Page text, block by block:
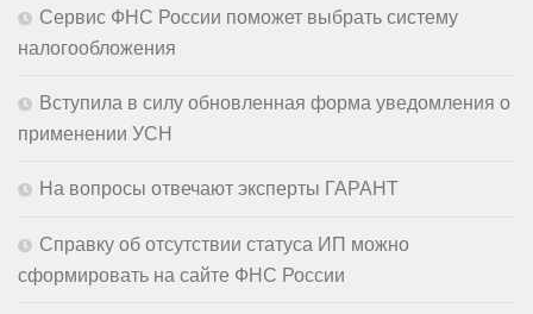
Сервис ФНС России поможет выбрать систему
налогообложения
Вступила в силу обновленная форма уведомления о
применении УСН
На вопросы отвечают эксперты ГАРАНТ
Справку об отсутствии статуса ИП можно
сформировать на сайте ФНС России